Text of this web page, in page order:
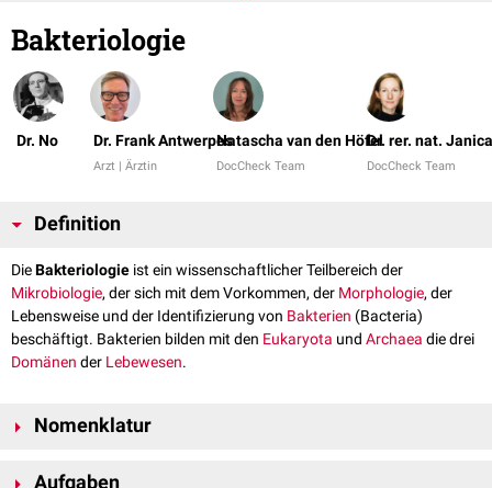
Bakteriologie
Dr. No Dr. Frank Antwerpes
Arzt | Ärztin
Natascha van den Höfel
DocCheck Team
Dr. rer. nat.
DocCheck Team
Definition
DieBakteriologie ist ein wissenschaftlicher Teilbereich der
Mikrobiologie, der sich mit dem Vorkommen, der Morphologie, der
Lebensweise und der Identifizierung von Bakterien (Bacteria)
beschäftigt. Bakterien bilden mit den Eukaryota und Archaea die drei
Domänen der Lebewesen.
Nomenklatur
Bestandteilen "bacteria" (deutsch: Stäbchen) und "logos" (deutsch:
Aufgaben